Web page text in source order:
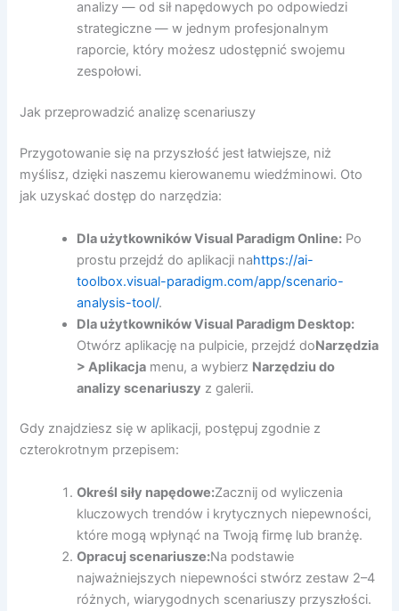
analizy — od sił napędowych po odpowiedzi
strategiczne — w jednym profesjonalnym
raporcie, który możesz udostępnić swojemu
zespołowi.
Jak przeprowadzić analizę scenariuszy
Przygotowanie się na przyszłość jest łatwiejsze, niż
myślisz, dzięki naszemu kierowanemu wiedźminowi. Oto
jak uzyskać dostęp do narzędzia:
Dla użytkowników Visual Paradigm Online: Po
prostu przejdź do aplikacji nahttps://ai-
toolbox.visual-paradigm.com/app/scenario-
analysis-tool/.
Dla użytkowników Visual Paradigm Desktop:
Otwórz aplikację na pulpicie, przejdź doNarzędzia
> Aplikacja menu, a wybierz Narzędziu do
analizy scenariuszy z galerii.
Gdy znajdziesz się w aplikacji, postępuj zgodnie z
czterokrotnym przepisem:
Określ siły napędowe:Zacznij od wyliczenia
kluczowych trendów i krytycznych niepewności,
które mogą wpłynąć na Twoją firmę lub branżę.
Opracuj scenariusze:Na podstawie
najważniejszych niepewności stwórz zestaw 2–4
różnych, wiarygodnych scenariuszy przyszłości.